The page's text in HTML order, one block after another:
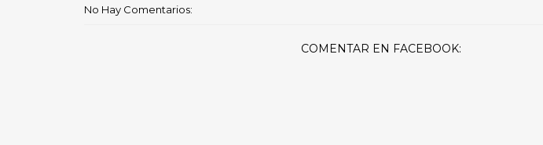
No Hay Comentarios:
COMENTAR EN FACEBOOK: